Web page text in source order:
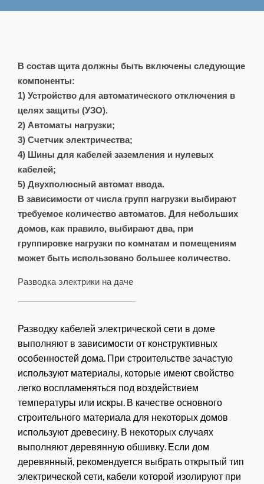
В состав щита должны быть включены следующие
компоненты:
1) Устройство для автоматического отключения в
целях защиты (УЗО).
2) Автоматы нагрузки;
3) Счетчик электричества;
4) Шины для кабелей заземления и нулевых
кабелей;
5) Двухполюсный автомат ввода.
В зависимости от числа групп нагрузки выбирают
требуемое количество автоматов. Для небольших
домов, как правило, выбирают два, при
группировке нагрузки по комнатам и помещениям
может быть использовано большее количество.
Разводка электрики на даче
Разводку кабелей электрической сети в доме
выполняют в зависимости от конструктивных
особенностей дома. При строительстве зачастую
используют материалы, которые имеют свойство
легко воспламеняться под воздействием
температуры или искры. В качестве основного
строительного материала для некоторых домов
используют древесину. В некоторых случаях
выполняют деревянную обшивку. Если дом
деревянный, рекомендуется выбрать открытый тип
электрической сети, кабели которой изолируют при